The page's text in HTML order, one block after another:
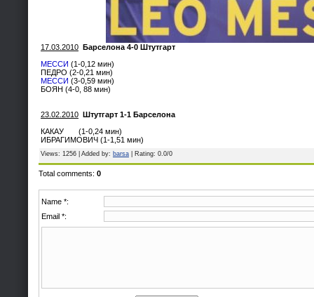
17.03.2010 Барселона 4-0 Штутгарт
МЕССИ (1-0,12 мин)
ПЕДРО (2-0,21 мин)
МЕССИ (3-0,59 мин)
БОЯН (4-0, 88 мин)
23.02.2010 Штутгарт 1-1 Барселона
КАКАУ (1-0,24 мин)
ИБРАГИМОВИЧ (1-1,51 мин)
Views: 1256 | Added by: barsa Rating: 0.0/0
Total comments: 0
Name *:
Email *: